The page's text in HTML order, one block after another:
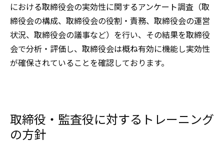
における取締役会の実効性に関するアンケート調査（取
締役会の構成、取締役会の役割・責務、取締役会の運営
状況、取締役会の議事など）を行い、その結果を取締役
会で分析・評価し、取締役会は概ね有効に機能し実効性
が確保されていることを確認しております。
取締役・監査役に対するトレーニング
の方針